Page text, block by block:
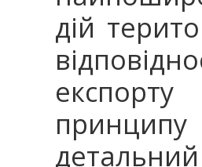
дій
експорту